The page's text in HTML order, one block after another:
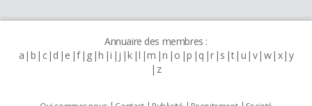
Annuaire des membres :
a b c d e f g h i j k l m n o p q r s t u v w x y
z